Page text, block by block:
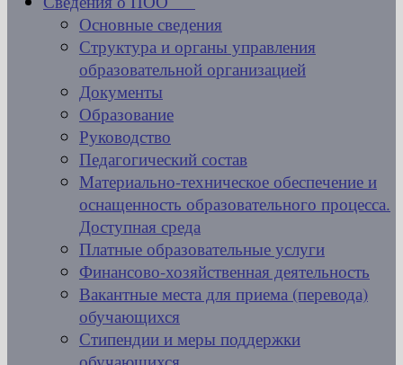
Основные сведения
Структура и органы управления
образовательной организацией
Документы
Образование
Руководство
Педагогический состав
Материально-техническое обеспечение и
оснащенность образовательного процесса.
Доступная среда
Платные образовательные услуги
Финансово-хозяйственная деятельность
Вакантные места для приема (перевода)
обучающихся
Стипендии и меры поддержки